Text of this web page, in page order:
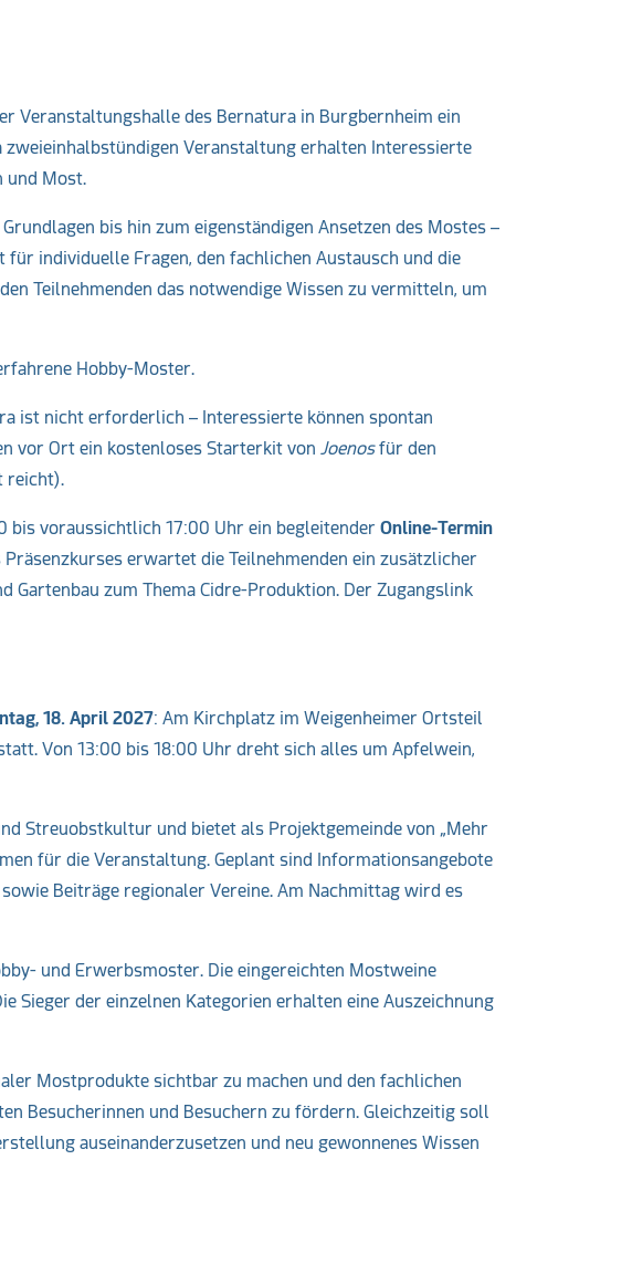
Veranstaltungshalle des Bernatura in Burgbernheim ein
Veranstaltung erhalten Interessierte
und Most.
bis hin zum eigenständigen Ansetzen des Mostes –
individuelle Fragen, den fachlichen Austausch und die
Teilnehmenden das notwendige Wissen zu vermitteln, um
Hobby-Moster.
ist nicht erforderlich – Interessierte können spontan
vor Ort ein kostenloses Starterkit von Joenosfür den
reicht).
bis voraussichtlich 17:00 Uhr ein begleitender Online-Termin
erwartet die Teilnehmenden ein zusätzlicher
Gartenbau zum Thema Cidre-Produktion. Der Zugangslink
18. April 2027: Am Kirchplatz im Weigenheimer Ortsteil
Von 13:00 bis 18:00 Uhr dreht sich alles um Apfelwein,
Streuobstkultur und bietet als Projektgemeinde von „Mehr
für die Veranstaltung. Geplant sind Informationsangebote
Beiträge regionaler Vereine. Am Nachmittag wird es
und Erwerbsmoster. Die eingereichten Mostweine
Sieger der einzelnen Kategorien erhalten eine Auszeichnung
Mostprodukte sichtbar zu machen und den fachlichen
Besucherinnen und Besuchern zu fördern. Gleichzeitig soll
auseinanderzusetzen und neu gewonnenes Wissen